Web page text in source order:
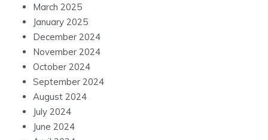
March 2025
January 2025
December 2024
November 2024
October 2024
September 2024
August 2024
July 2024
June 2024